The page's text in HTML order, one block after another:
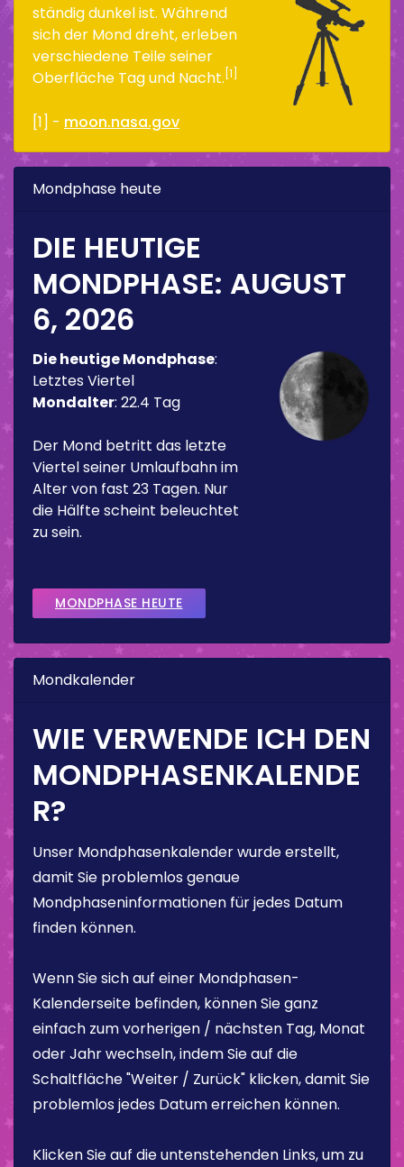
ständig dunkel ist. Während
sich der Mond dreht, erleben
verschiedene Teile seiner
Oberfläche Tag und Nacht. [1]
[1] - moon.nasa.gov
Mondphase heute
DIE HEUTIGE
MONDPHASE: AUGUST
6, 2026
Die heutige Mondphase:
Letztes Viertel
Mondalter: 22.4 Tag
Der Mond betritt das letzte
Viertel seiner Umlaufbahn im
Alter von fast 23 Tagen. Nur
die Hälfte scheint beleuchtet
zu sein.
MONDPHASE HEUTE
Mondkalender
WIE VERWENDE ICH DEN
MONDPHASENKALENDE
R?
Unser Mondphasenkalender wurde erstellt,
damit Sie problemlos genaue
Mondphaseninformationen für jedes Datum
finden können.
Wenn Sie sich auf einer Mondphasen-
Kalenderseite befinden, können Sie ganz
einfach zum vorherigen / nächsten Tag, Monat
oder Jahr wechseln, indem Sie auf die
Schaltfläche "Weiter / Zurück" klicken, damit Sie
problemlos jedes Datum erreichen können.
Klicken Sie auf die untenstehenden Links, um zu